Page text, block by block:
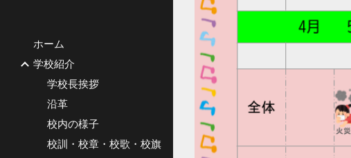
ホーム
学校紹介
学校長挨拶
沿革
校内の様子
校訓・校章・校歌・校旗